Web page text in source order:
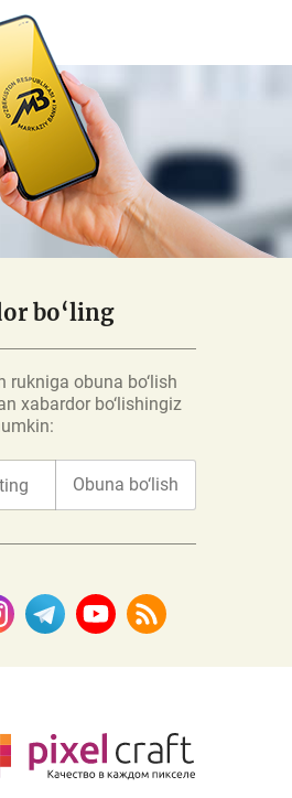
bo‘ling
rukniga obuna bo‘lish
xabardor bo‘lishingiz
Obuna bo‘lish